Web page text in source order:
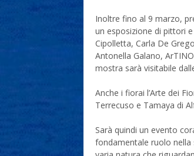
Inoltre fino al 9 marzo,
un esposizione di pittori
Cipolletta, Carla De
Antonella Galano,
mostra sarà visitabile
Anche i fiorai l’Arte dei
Terrecuso e Tamaya di
Sarà quindi un evento
fondamentale ruolo nella